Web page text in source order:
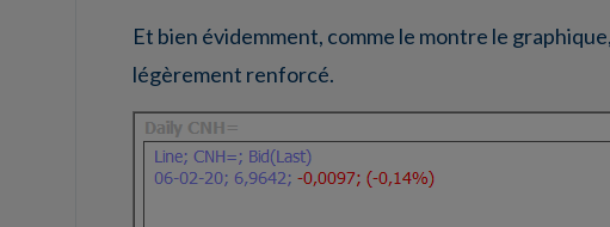
Et bien évidemment, comme le montre le
légèrement renforcé.